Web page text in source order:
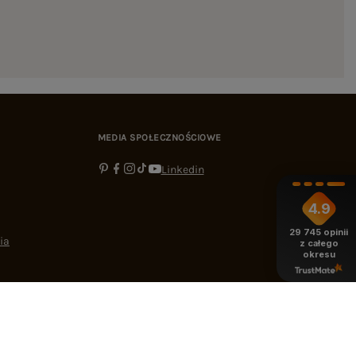
MEDIA SPOŁECZNOŚCIOWE
Linkedin
4.9
29 745 opinii
z całego
okresu